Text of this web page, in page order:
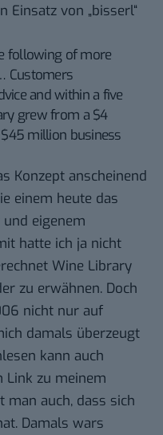
Einsatz von „bisserl“
following of more
Customers
and within a five
grew from a $4
million business
Konzept anscheinend
einem heute das
eigenem
hatte ich ja nicht
Wine Library
zu erwähnen. Doch
nicht nur auf
damals überzeugt
kann auch
Link zu meinem
man auch, dass sich
Damals wars